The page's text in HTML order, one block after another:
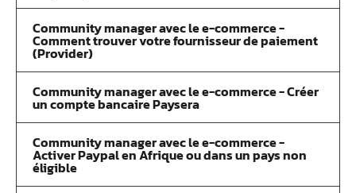
Community manager avec le e-commerce -
Comment trouver votre fournisseur de paiement
(Provider)
Community manager avec le e-commerce - Créer
un compte bancaire Paysera
Community manager avec le e-commerce -
Activer Paypal en Afrique ou dans un pays non
éligible